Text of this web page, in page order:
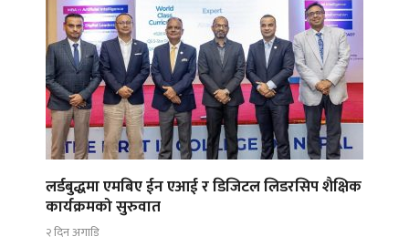
लर्डबुद्धमा एमबिए ईन एआई र डिजिटल लिडरसिप शैक्षिक
कार्यक्रमको सुरुवात
२ दिन अगाडि